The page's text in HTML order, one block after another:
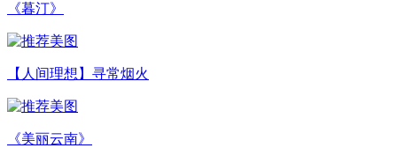
《暮汀》
【人间理想】寻常烟火
《美丽云南》